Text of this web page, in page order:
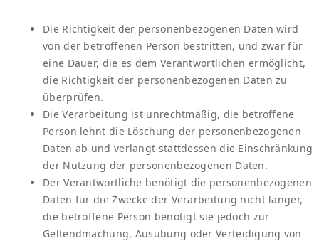
Die Richtigkeit der personenbezogenen Daten wird
von der betroffenen Person bestritten, und zwar für
eine Dauer, die es dem Verantwortlichen ermöglicht,
die Richtigkeit der personenbezogenen Daten zu
überprüfen.
Die Verarbeitung ist unrechtmäßig, die betroffene
Person lehnt die Löschung der personenbezogenen
Daten ab und verlangt stattdessen die Einschränkung
der Nutzung der personenbezogenen Daten.
Der Verantwortliche benötigt die personenbezogenen
Daten für die Zwecke der Verarbeitung nicht länger,
die betroffene Person benötigt sie jedoch zur
Geltendmachung, Ausübung oder Verteidigung von